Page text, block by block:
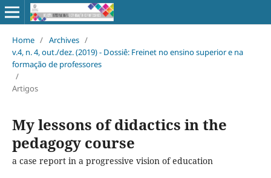
Home / Archives /
v.4, n. 4, out./dez. (2019) - Dossiê: Freinet no ensino superior e na
formação de professores
/
Artigos
My lessons of didactics in the
pedagogy course
a case report in a progressive vision of education